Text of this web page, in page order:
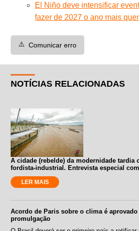
El Niño deve intensificar
fazer de 2027 o ano mais
⚠️ Comunicar erro
NOTÍCIAS RELACIONADAS
A cidade (rebelde) da modernidade tardia
fordista-industrial. Entrevista especial
LER MAIS
Acordo de Paris sobre o clima é
promulgação